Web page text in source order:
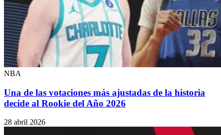
NBA
Una de las votaciones más ajustadas de la historia
decide al Rookie del Año 2026
28 abril 2026